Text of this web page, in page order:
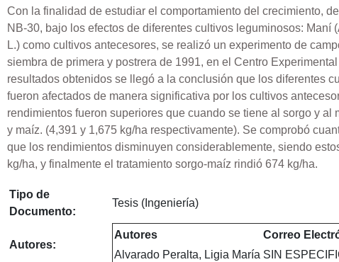
Con la finalidad de estudiar el comportamiento del crecimiento,
NB-30, bajo los efectos de diferentes cultivos leguminosos:
L.) como cultivos antecesores, se realizó un experimento de
siembra de primera y postrera de 1991, en el Centro
resultados obtenidos se llegó a la conclusión que los diferentes
fueron afectados de manera significativa por los cultivos
rendimientos fueron superiores que cuando se tiene al sorgo y
y maíz. (4,391 y 1,675 kg/ha respectivamente). Se comprobó
que los rendimientos disminuyen considerablemente, siendo
kg/ha, y finalmente el tratamiento sorgo-maíz rindió 674 kg/ha.
Tipo de
Documento:
Tesis (Ingeniería)
Autores:
Autores Correo
Alvarado Peralta, Ligia María SIN